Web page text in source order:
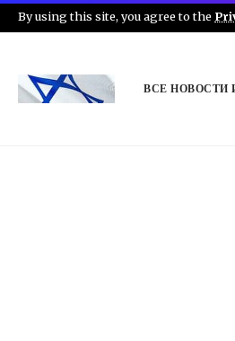
By using this site, you agree to the
ВСЕ НОВОСТИ